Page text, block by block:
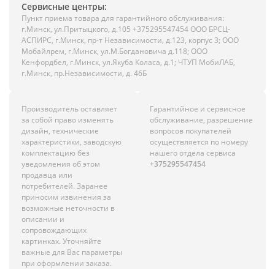
Сервисные центры:
Пункт приема товара для гарантийного обслуживания:
г.Минск, ул.Притыцкого, д.105 +375295547454 ООО БРСЦ-
АСПИРС, г.Минск, пр-т Независимости, д.123, корпус 3; ООО
Мобайлрем, г.Минск, ул.М.Богдановича д.118; ООО
Кенфордбел, г.Минск, ул.Якуба Коласа, д.1; ЧТУП МобиЛАБ,
г.Минск, пр.Независимости, д. 46Б
Производитель оставляет
за собой право изменять
дизайн, технические
характеристики, заводскую
комплектацию без
уведомления об этом
продавца или
потребителей. Заранее
приносим извинения за
возможные неточности в
описании и
сопровождающих
картинках. Уточняйте
важные для Вас параметры
при оформлении заказа.
Гарантийное и сервисное
обслуживание, разрешение
вопросов покупателей
осуществляется по номеру
нашего отдела сервиса
+375295547454